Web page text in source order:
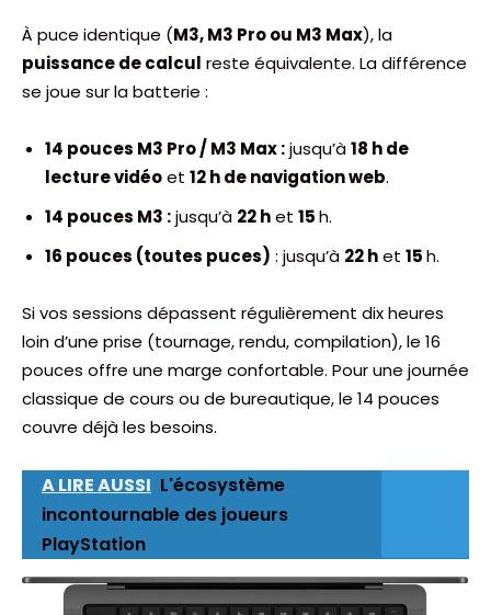
À puce identique (M3, M3 Pro ou M3 Max), la
puissance de calcul reste équivalente. La différence
se joue sur la batterie :
14 pouces M3 Pro / M3 Max :jusqu’à18 h de
lecture vidéoet 12 h de navigation web.
14 pouces M3 :jusqu’à 22 het 15h.
16 pouces (toutes puces) : jusqu’à 22 het 15h.
Si vos sessions dépassent régulièrement dix heures
loin d’une prise (tournage, rendu, compilation), le 16
pouces offre une marge confortable. Pour une journée
classique de cours ou de bureautique, le 14 pouces
couvre déjà les besoins.
A LIRE AUSSI L'écosystème
incontournable des joueurs
PlayStation